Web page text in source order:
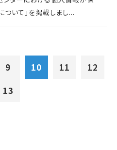
いて」を掲載しまし...
9 10 11
12
13